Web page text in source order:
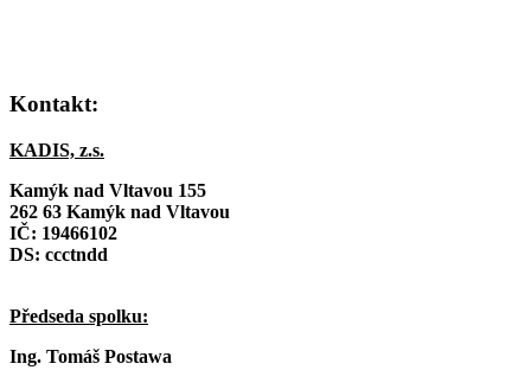
Kontakt:
KADIS, z.s.
Kamýk nad Vltavou 155
262 63 Kamýk nad Vltavou
IČ: 19466102
DS: ccctndd
Předseda spolku:
Ing. Tomáš Postawa